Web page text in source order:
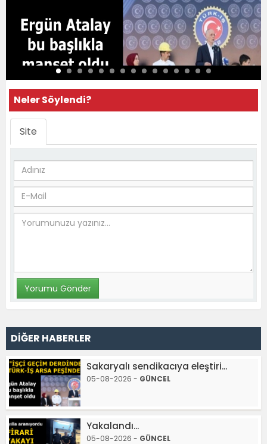
Neler Söylendi?
Site
DİĞER HABERLER
Sakaryalı sendikacıya eleştiri...
05-08-2026 - GÜNCEL
Yakalandı...
05-08-2026 - GÜNCEL